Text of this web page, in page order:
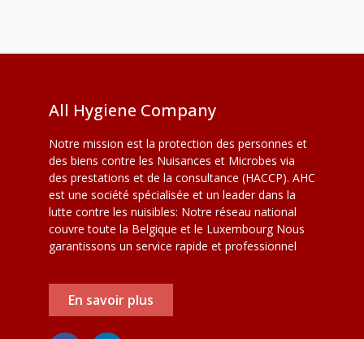
All Hygiene Company
Notre mission est la protection des personnes et
des biens contre les Nuisances et Microbes via
des prestations et de la consultance (HACCP). AHC
est une société spécialisée et un leader dans la
lutte contre les nuisibles: Notre réseau national
couvre toute la Belgique et le Luxembourg Nous
garantissons un service rapide et professionnel
En savoir plus